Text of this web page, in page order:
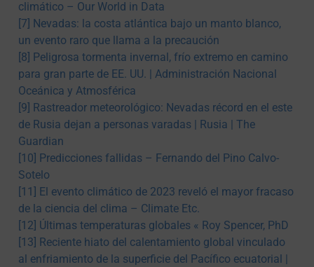
climático – Our World in Data
[7] Nevadas: la costa atlántica bajo un manto blanco,
un evento raro que llama a la precaución
[8] Peligrosa tormenta invernal, frío extremo en camino
para gran parte de EE. UU. | Administración Nacional
Oceánica y Atmosférica
[9] Rastreador meteorológico: Nevadas récord en el este
de Rusia dejan a personas varadas | Rusia | The
Guardian
[10] Predicciones fallidas – Fernando del Pino Calvo-
Sotelo
[11] El evento climático de 2023 reveló el mayor fracaso
de la ciencia del clima – Climate Etc.
[12] Últimas temperaturas globales « Roy Spencer, PhD
[13] Reciente hiato del calentamiento global vinculado
al enfriamiento de la superficie del Pacífico ecuatorial |